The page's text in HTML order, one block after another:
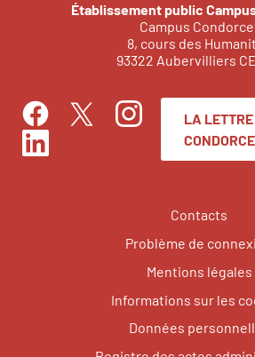
Établissement public
Campus
8, cours des
93322 Aubervilliers
FacebookTwitterInstagram
LinkedIn
LA
Contacts
Problème de
Mentions légales
Informations sur les
Données